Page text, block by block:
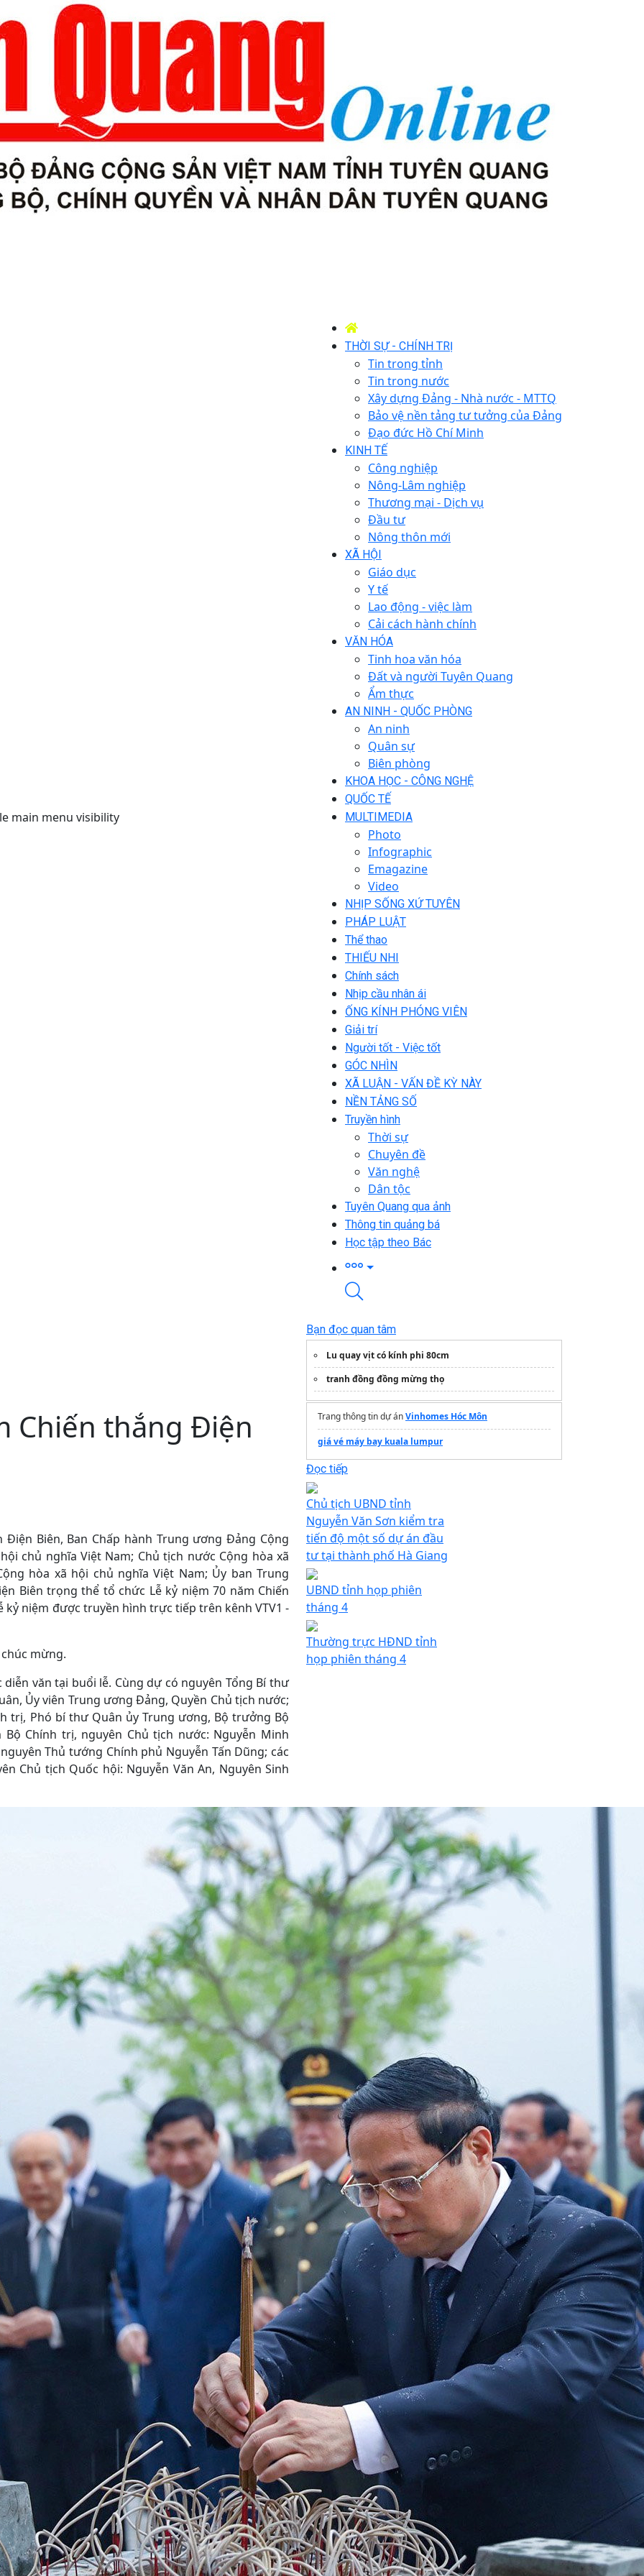
main menu visibility
THỜI SỰ - CHÍNH TRỊ
Tin trong tỉnh
Tin trong nước
Xây dựng Đảng - Nhà nước - MTTQ
Bảo vệ nền tảng tư tưởng của Đảng
Đạo đức Hồ Chí Minh
KINH TẾ
Công nghiệp
Nông-Lâm nghiệp
Thương mại - Dịch vụ
Đầu tư
Nông thôn mới
XÃ HỘI
Giáo dục
Y tế
Lao động - việc làm
Cải cách hành chính
VĂN HÓA
Tinh hoa văn hóa
Đất và người Tuyên Quang
Ẩm thực
AN NINH - QUỐC PHÒNG
An ninh
Quân sự
Biên phòng
KHOA HỌC - CÔNG NGHỆ
QUỐC TẾ
MULTIMEDIA
Photo
Infographic
Emagazine
Video
NHỊP SỐNG XỨ TUYÊN
PHÁP LUẬT
Thể thao
THIẾU NHI
Chính sách
Nhịp cầu nhân ái
ỐNG KÍNH PHÓNG VIÊN
Giải trí
Người tốt - Việc tốt
GÓC NHÌN
XÃ LUẬN - VẤN ĐỀ KỲ NÀY
NỀN TẢNG SỐ
Truyền hình
Thời sự
Chuyên đề
Văn nghệ
Dân tộc
Tuyên Quang qua ảnh
Thông tin quảng bá
Học tập theo Bác
Chiến thắng Điện
Biên, Ban Chấp hành Trung ương Đảng Cộng
chủ nghĩa Việt Nam; Chủ tịch nước Cộng hòa xã
hòa xã hội chủ nghĩa Việt Nam; Ủy ban Trung
Biên trọng thể tổ chức Lễ kỷ niệm 70 năm Chiến
kỷ niệm được truyền hình trực tiếp trên kênh VTV1 -
mừng.
văn tại buổi lễ. Cùng dự có nguyên Tổng Bí thư
Ủy viên Trung ương Đảng, Quyền Chủ tịch nước;
trị, Phó bí thư Quân ủy Trung ương, Bộ trưởng Bộ
Chính trị, nguyên Chủ tịch nước: Nguyễn Minh
Thủ tướng Chính phủ Nguyễn Tấn Dũng; các
Chủ tịch Quốc hội: Nguyễn Văn An, Nguyên Sinh
Bạn đọc quan tâm
Lu quay vịt có kính phi 80cm
tranh đồng đồng mừng thọ
Trang thông tin dự ánVinhomes Hóc Môn
giá vé máy bay kuala lumpur
Đọc tiếp
Chủ tịch UBND tỉnh
Nguyễn Văn Sơn kiểm tra
tiến độ một số dự án đầu
tư tại thành phố Hà Giang
UBND tỉnh họp phiên
tháng 4
Thường trực HĐND tỉnh
họp phiên tháng 4